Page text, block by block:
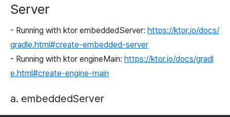
Server
- Running with ktor embeddedServer: https://ktor.io/docs/
gradle.html#create-embedded-server
- Running with ktor engineMain: https://ktor.io/docs/gradl
e.html#create-engine-main
a. embeddedServer